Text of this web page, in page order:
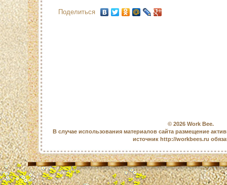
Поделиться
© 2026 Work Bee.
В случае использования материалов сайта размещение
источник http://workbees.ru